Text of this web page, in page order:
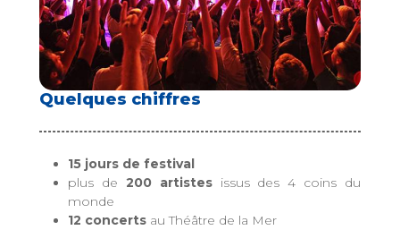
Quelques chiffres
15 jours de festival
plus de 200 artistesissus des 4 coins du
monde
12 concerts au Théâtre de la Mer